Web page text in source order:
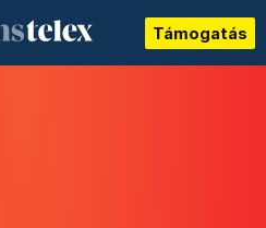
Támogatás